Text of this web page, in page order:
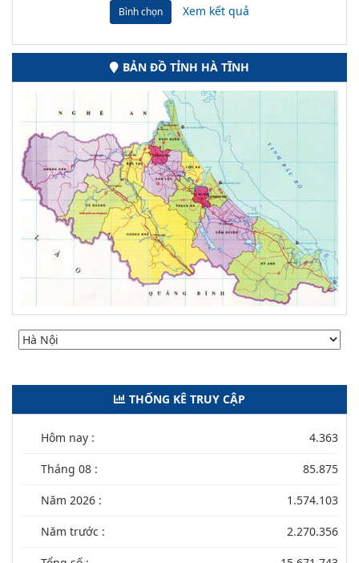
Bình chọn Xem kết quả
BẢN ĐỒ TỈNH HÀ TĨNH
THỐNG KÊ TRUY CẬP
Hôm nay : 4.363
Tháng 08 : 85.875
Năm 2026 : 1.574.103
Năm trước : 2.270.356